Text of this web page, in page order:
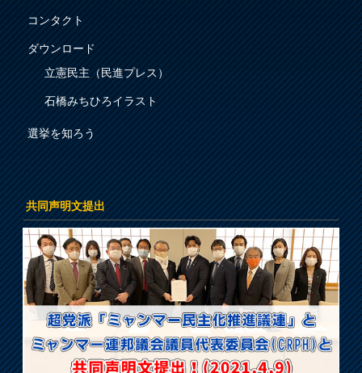
コンタクト
ダウンロード
立憲民主（民進プレス）
石橋みちひろイラスト
選挙を知ろう
共同声明文提出